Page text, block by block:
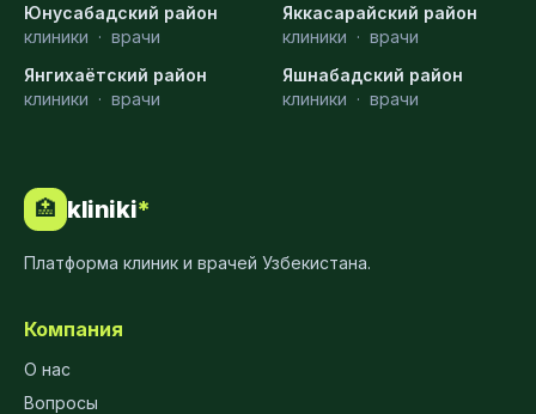
Юнусабадский район
клиники · врачи
Яккасарайский район
клиники · врачи
Янгихаётский район
клиники · врачи
Яшнабадский район
клиники · врачи
🏥 kliniki*
Платформа клиник и врачей Узбекистана.
Компания
О нас
Вопросы